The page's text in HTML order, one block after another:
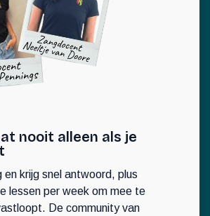
nooit alleen als je
en krijg snel antwoord, plus
lessen per week om mee te
De community van